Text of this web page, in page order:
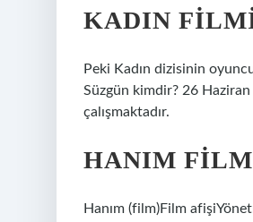
KADIN
Peki Kadın dizisinin
Süzgün kimdir? 26
çalışmaktadır.
HANIM
Hanım (film)Film